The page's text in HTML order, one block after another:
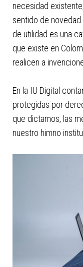
necesidad
sentido de
de utilidad es una
que existe en
realicen a
En la IU Digital
protegidas por
que dictamos, las
nuestro himno